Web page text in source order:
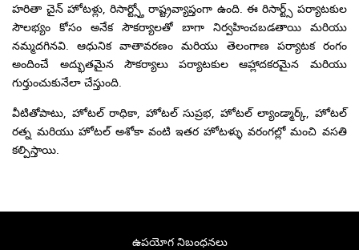
హరితా చైన్ హోటళ్లు, రిసార్ట్స్తో రాష్ట్రవ్యాప్తంగా ఉంది. ఈ రిసార్ట్స్ పర్యాటకుల
సౌలభ్యం కోసం అనేక సౌకర్యాలతో బాగా నిర్వహించబడతాయి మరియు
నమ్మదగినవి. ఆధునిక వాతావరణం మరియు తెలంగాణ పర్యాటక రంగం
అందించే అద్భుతమైన సౌకర్యాలు పర్యాటకుల ఆహ్లాదకరమైన మరియు
గుర్తుంచుకునేలా చేస్తుంది.
వీటితోపాటు, హోటల్ రాధికా, హోటల్ సుప్రభ, హోటల్ ల్యాండ్మార్క్, హోటల్
రత్న మరియు హోటల్ అశోకా వంటి ఇతర హోటళ్ళు వరంగల్లో మంచి వసతి
కల్పిస్తాయి.
ఉపయోగ నిబంధనలు